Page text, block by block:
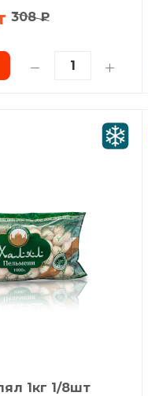
308₽
1кг 1/8шт